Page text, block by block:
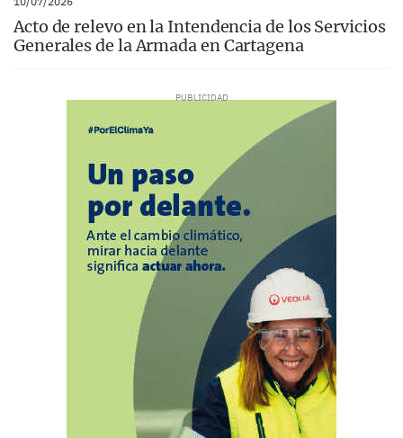
Acto de relevo en la Intendencia de los Servicios
Generales de la Armada en Cartagena